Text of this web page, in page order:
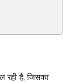
रही है, जिसका